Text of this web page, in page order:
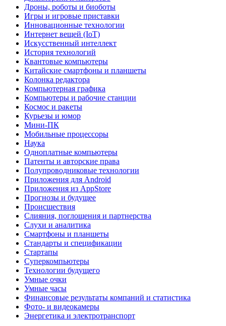
Дроны, роботы и биоботы
Игры и игровые приставки
Инновационные технологии
Интернет вещей (IoT)
Искусственный интеллект
История технологий
Квантовые компьютеры
Китайские смартфоны и планшеты
Колонка редактора
Компьютерная графика
Компьютеры и рабочие станции
Космос и ракеты
Курьезы и юмор
Мини-ПК
Мобильные процессоры
Наука
Одноплатные компьютеры
Патенты и авторские права
Полупроводниковые технологии
Приложения для Android
Приложения из AppStore
Прогнозы и будущее
Происшествия
Слияния, поглощения и партнерства
Слухи и аналитика
Смартфоны и планшеты
Стандарты и спецификации
Стартапы
Суперкомпьютеры
Технологии будущего
Умные очки
Умные часы
Финансовые результаты компаний и статистика
Фото- и видеокамеры
Энергетика и электротранспорт